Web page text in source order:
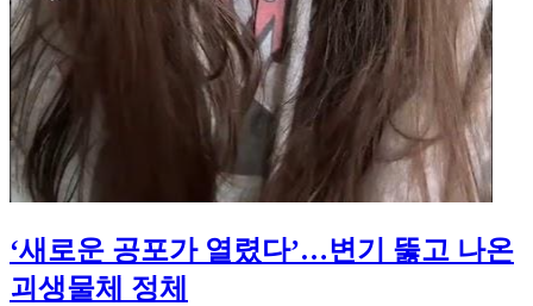
‘새로운 공포가 열렸다’…변기 뚫고 나온
괴생물체 정체